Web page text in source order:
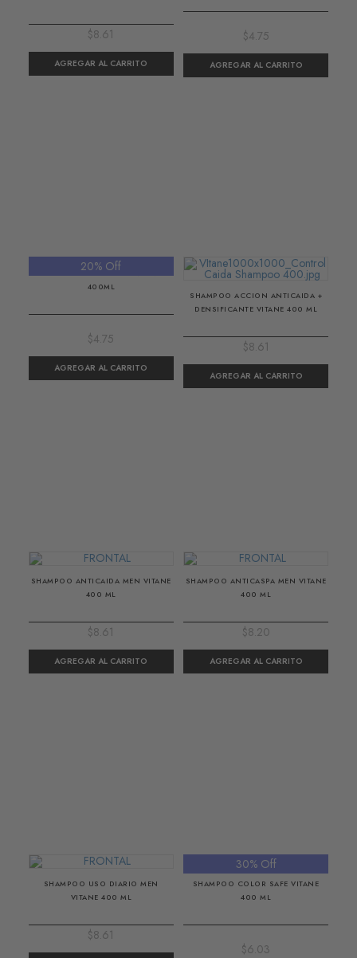
$8.61 $4.75
20% Off
SHAMPOO MUSS KIDS MANZANILLA
400ML
$4.75
SHAMPOO ACCION ANTICAIDA +
DENSIFICANTE VITANE 400 ML
$8.61
SHAMPOO ANTICAIDA MEN VITANE
400 ML
$8.61
SHAMPOO ANTICASPA MEN VITANE
400 ML
$8.20
SHAMPOO USO DIARIO MEN
VITANE 400 ML
$8.61
30% Off
SHAMPOO COLOR SAFE VITANE
400 ML
$6.03